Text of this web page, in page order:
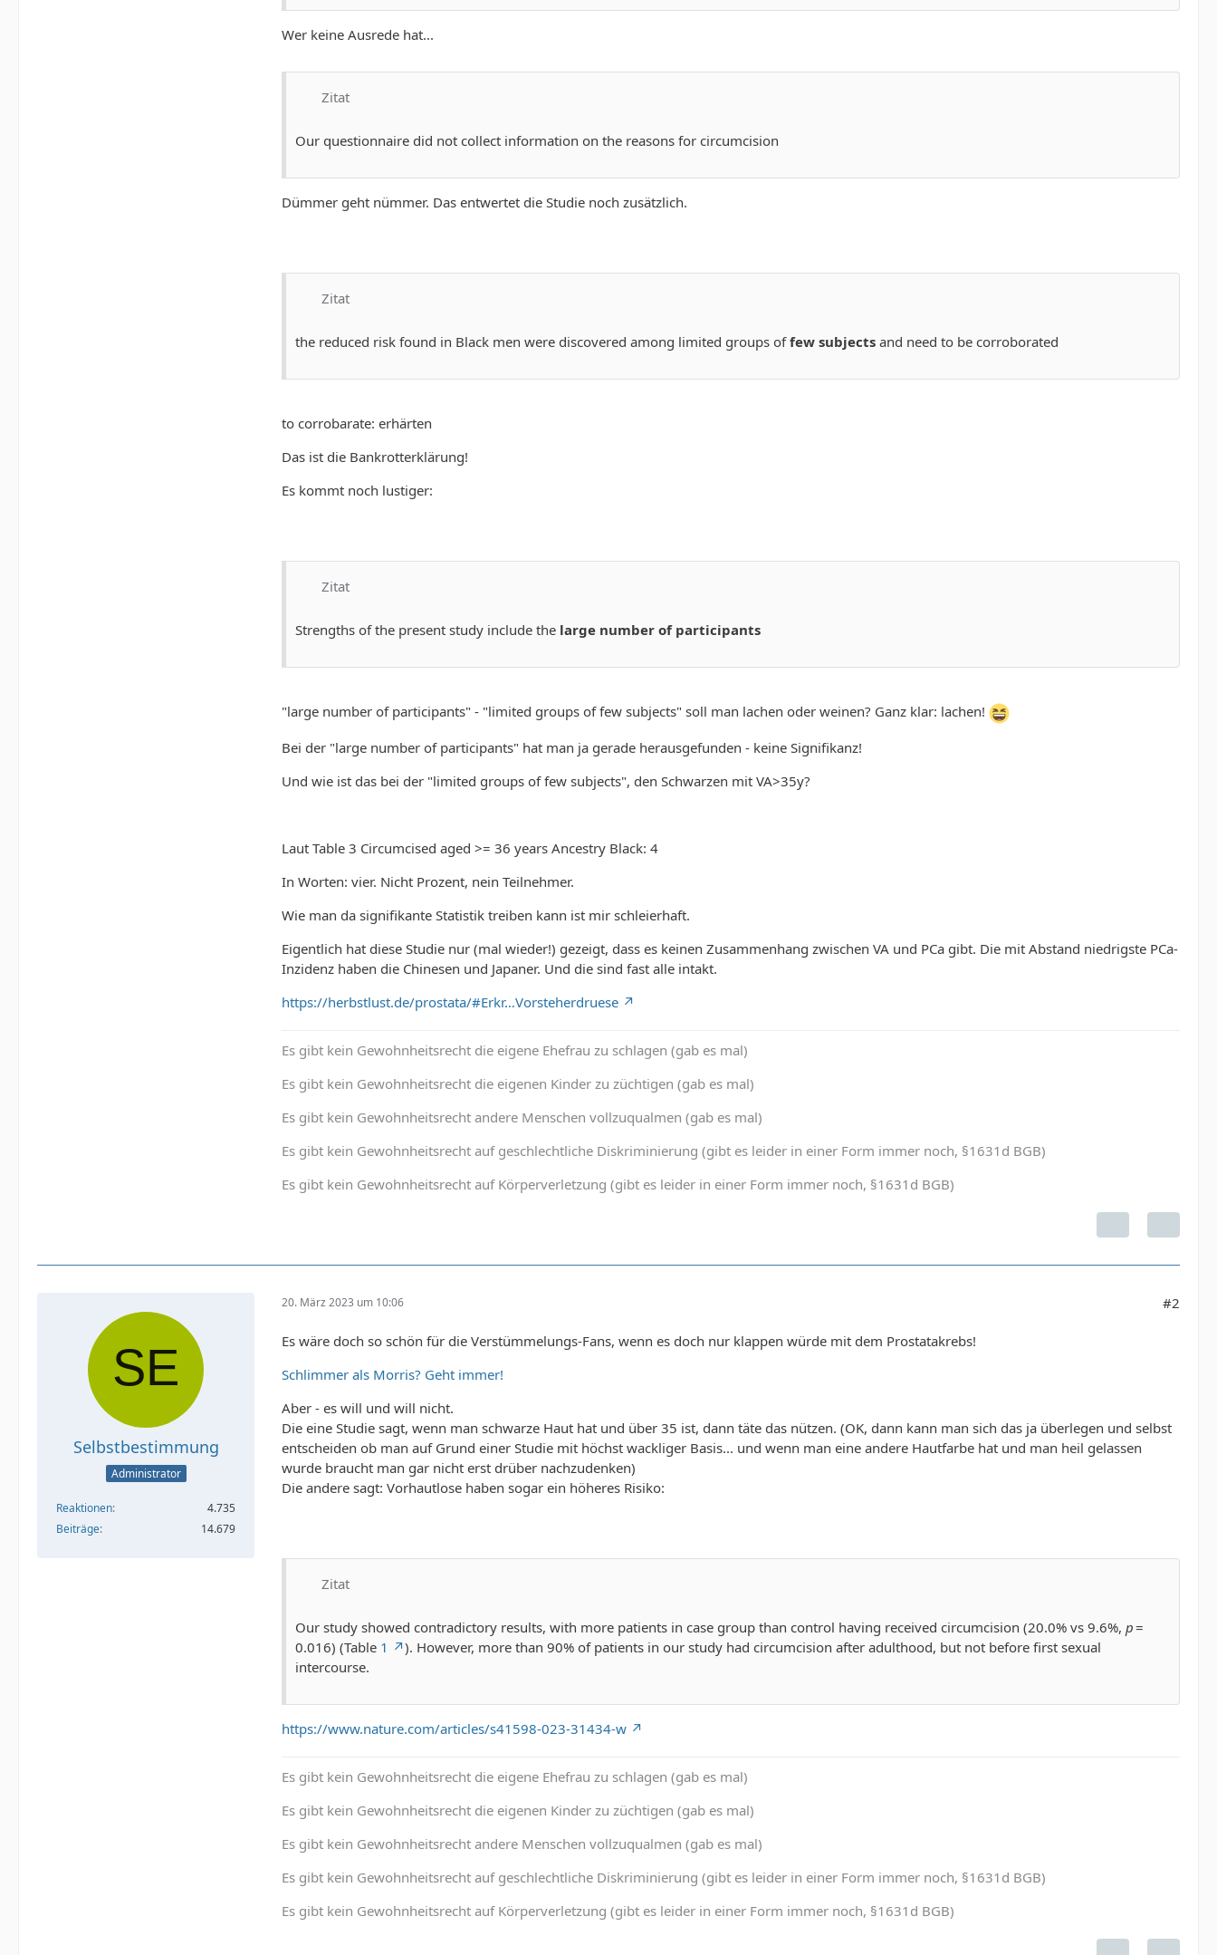
Wer keine Ausrede hat...
Zitat
Our questionnaire did not collect information on the reasons for circumcision
Dümmer geht nümmer. Das entwertet die Studie noch zusätzlich.
Zitat
the reduced risk found in Black men were discovered among limited groups offew subjects and need to be corroborated
to corrobarate: erhärten
Das ist die Bankrotterklärung!
Es kommt noch lustiger:
Zitat
Strengths of the present study include the large number of participants
"large number of participants" - "limited groups of few subjects" soll man lachen oder weinen? Ganz klar: lachen!
Bei der "large number of participants" hat man ja gerade herausgefunden - keine Signifikanz!
Und wie ist das bei der "limited groups of few subjects", den Schwarzen mit VA>35y?
Laut Table 3 Circumcised aged >= 36 years Ancestry Black: 4
In Worten: vier. Nicht Prozent, nein Teilnehmer.
Wie man da signifikante Statistik treiben kann ist mir schleierhaft.
Eigentlich hat diese Studie nur (mal wieder!) gezeigt, dass es keinen Zusammenhang zwischen VA und PCa gibt. Die mit Abstand niedrigste PCa-
Inzidenz haben die Chinesen und Japaner. Und die sind fast alle intakt.
https://herbstlust.de/prostata/#Erkr…Vorsteherdruese
Es gibt kein Gewohnheitsrecht die eigene Ehefrau zu schlagen (gab es mal)
Es gibt kein Gewohnheitsrecht die eigenen Kinder zu züchtigen (gab es mal)
Es gibt kein Gewohnheitsrecht andere Menschen vollzuqualmen (gab es mal)
Es gibt kein Gewohnheitsrecht auf geschlechtliche Diskriminierung (gibt es leider in einer Form immer noch, §1631d BGB)
Es gibt kein Gewohnheitsrecht auf Körperverletzung (gibt es leider in einer Form immer noch, §1631d BGB)
Selbstbestimmung
Administrator
Reaktionen
4.735
Beiträge
14.679
20. März 2023 um 10:06 #2
Es wäre doch so schön für die Verstümmelungs-Fans, wenn es doch nur klappen würde mit dem Prostatakrebs!
Schlimmer als Morris? Geht immer!
Aber - es will und will nicht.
Die eine Studie sagt, wenn man schwarze Haut hat und über 35 ist, dann täte das nützen. (OK, dann kann man sich das ja überlegen und selbst
entscheiden ob man auf Grund einer Studie mit höchst wackliger Basis... und wenn man eine andere Hautfarbe hat und man heil gelassen
wurde braucht man gar nicht erst drüber nachzudenken)
Die andere sagt: Vorhautlose haben sogar ein höheres Risiko:
Zitat
Our study showed contradictory results, with more patients in case group than control having received circumcision (20.0% vs 9.6%, p=
0.016) (Table 1
). However, more than 90% of patients in our study had circumcision after adulthood, but not before first sexual
intercourse.
https://www.nature.com/articles/s41598-023-31434-w
Es gibt kein Gewohnheitsrecht die eigene Ehefrau zu schlagen (gab es mal)
Es gibt kein Gewohnheitsrecht die eigenen Kinder zu züchtigen (gab es mal)
Es gibt kein Gewohnheitsrecht andere Menschen vollzuqualmen (gab es mal)
Es gibt kein Gewohnheitsrecht auf geschlechtliche Diskriminierung (gibt es leider in einer Form immer noch, §1631d BGB)
Es gibt kein Gewohnheitsrecht auf Körperverletzung (gibt es leider in einer Form immer noch, §1631d BGB)